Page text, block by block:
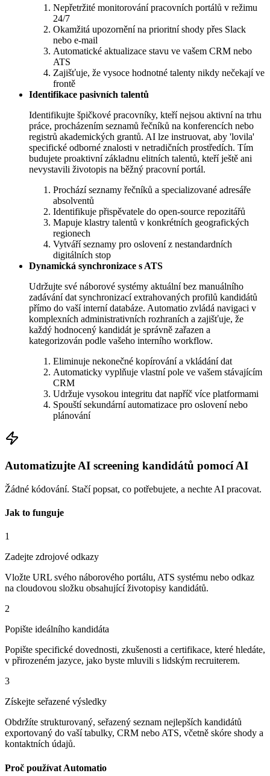
Nepřetržité monitorování pracovních portálů v režimu
24/7
Okamžitá upozornění na prioritní shody přes Slack
nebo e-mail
Automatické aktualizace stavu ve vašem CRM nebo
ATS
Zajišťuje, že vysoce hodnotné talenty nikdy nečekají ve
frontě
Identifikace pasivních talentů
Identifikujte špičkové pracovníky, kteří nejsou aktivní na trhu
práce, procházením seznamů řečníků na konferencích nebo
registrů akademických grantů. AI lze instruovat, aby 'lovila'
specifické odborné znalosti v netradičních prostředích. Tím
budujete proaktivní základnu elitních talentů, kteří ještě ani
nevystavili životopis na běžný pracovní portál.
Prochází seznamy řečníků a specializované adresáře
absolventů
Identifikuje přispěvatele do open-source repozitářů
Mapuje klastry talentů v konkrétních geografických
regionech
Vytváří seznamy pro oslovení z nestandardních
digitálních stop
Dynamická synchronizace s ATS
Udržujte své náborové systémy aktuální bez manuálního
zadávání dat synchronizací extrahovaných profilů kandidátů
přímo do vaší interní databáze. Automatio zvládá navigaci v
komplexních administrativních rozhraních a zajišťuje, že
každý hodnocený kandidát je správně zařazen a
kategorizován podle vašeho interního workflow.
Eliminuje nekonečné kopírování a vkládání dat
Automaticky vyplňuje vlastní pole ve vašem stávajícím
CRM
Udržuje vysokou integritu dat napříč více platformami
Spouští sekundární automatizace pro oslovení nebo
plánování
Automatizujte AI screening kandidátů pomocí AI
Žádné kódování. Stačí popsat, co potřebujete, a nechte AI pracovat.
Jak to funguje
1
Zadejte zdrojové odkazy
Vložte URL svého náborového portálu, ATS systému nebo odkaz
na cloudovou složku obsahující životopisy kandidátů.
2
Popište ideálního kandidáta
Popište specifické dovednosti, zkušenosti a certifikace, které hledáte,
v přirozeném jazyce, jako byste mluvili s lidským recruiterem.
3
Získejte seřazené výsledky
Obdržíte strukturovaný, seřazený seznam nejlepších kandidátů
exportovaný do vaší tabulky, CRM nebo ATS, včetně skóre shody a
kontaktních údajů.
Proč používat Automatio